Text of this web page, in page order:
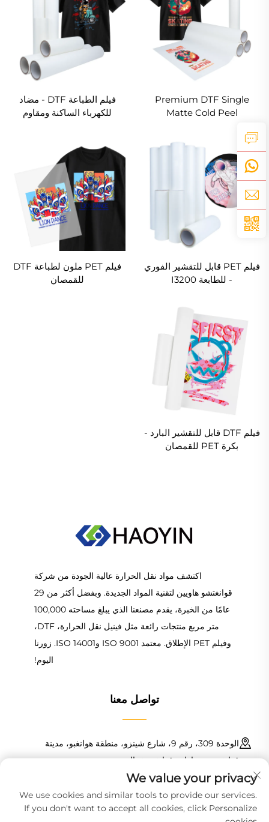
Premium DTF Single
Matte Cold Peel
فيلم الطباعة DTF - مضاد
للكهرباء الساكنة ومقاوم
فيلم PET قابل للتقشير الفوري
- للطابعة I3200
فيلم PET ملون لطباعة DTF
للقمصان
فيلم DTF قابل للتقشير البارد -
بكرة PET للقمصان
اكتشف مواد نقل الحرارة عالية الجودة من شركة
قوانغتشو هاويين لتقنية المواد الجديدة. وبفضل أكثر من 29
عامًا من الخبرة، يقدم مصنعنا الذي يبلغ مساحته 100,000
متر مربع منتجات رائعة مثل فينيل نقل الحرارة، DTF،
وفيلم PET الإطلاق. معتمد ISO 9001 وISO 14001. زورنا
اليوم!
تواصل معنا
الوحدة 309، رقم 9، شارع شينزو، منطقة هوانغبو، مدينة
قوانغتشو، مقاطعة قوانغدونغ، الصين
[email protected]
We value your privacy
We use cookies and similar tools to provide our services.
If you don't want to accept all cookies, click Personalize